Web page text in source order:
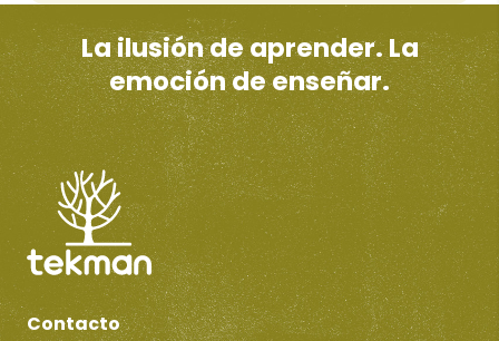
La ilusión de aprender. La
emoción de enseñar.
Contacto